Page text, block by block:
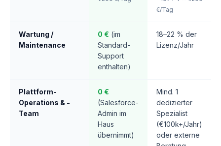
€/Tag
Wartung /
Maintenance
0 € (im
Standard-
Support
enthalten)
18–22 % der
Lizenz/Jahr
Plattform-
Operations & -
Team
0 €
(Salesforce-
Admin im
Haus
übernimmt)
Mind. 1
dedizierter
Spezialist
(€100k+/Jahr)
oder externe